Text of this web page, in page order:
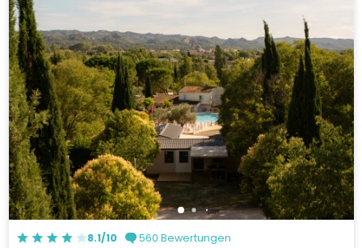
8.1/10 560 Bewertungen